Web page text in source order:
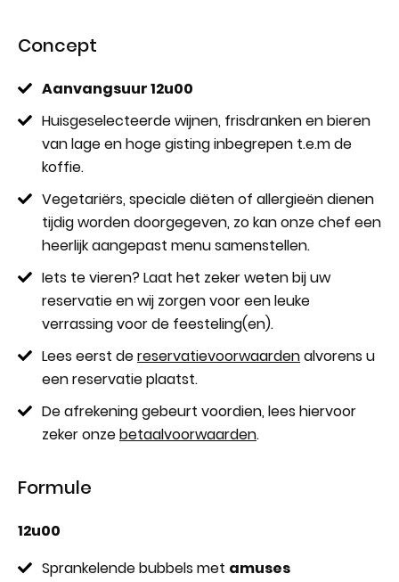
Concept
Aanvangsuur 12u00
Huisgeselecteerde wijnen, frisdranken en bieren
van lage en hoge gisting inbegrepen t.e.m de
koffie.
Vegetariërs, speciale diëten of allergieën dienen
tijdig worden doorgegeven, zo kan onze chef een
heerlijk aangepast menu samenstellen.
Iets te vieren? Laat het zeker weten bij uw
reservatie en wij zorgen voor een leuke
verrassing voor de feesteling(en).
Lees eerst dereservatievoorwaardenalvorens u
een reservatie plaatst.
De afrekening gebeurt voordien, lees hiervoor
zeker onzebetaalvoorwaarden.
Formule
12u00
Sprankelende bubbels met amuses